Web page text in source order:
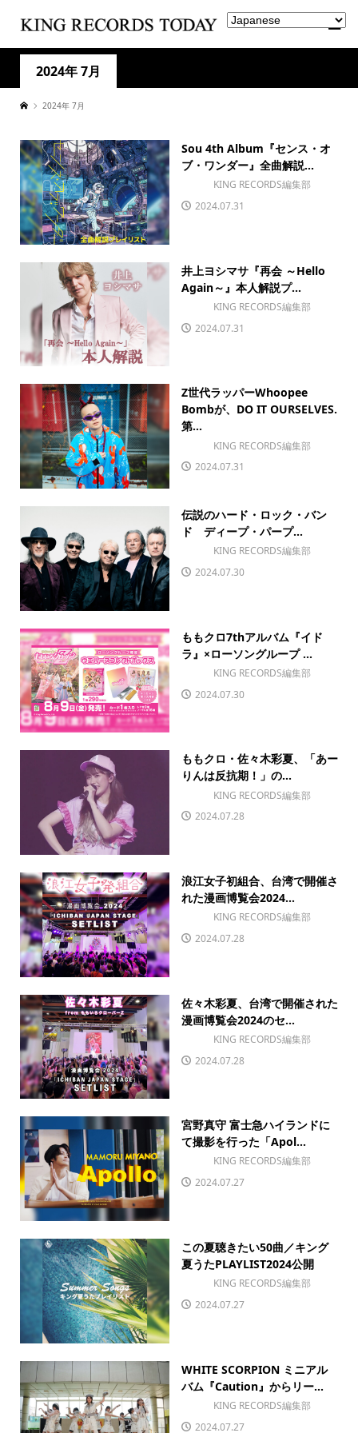
2024年 7月
2024年 7月
Sou 4th Album『センス・オ
ブ・ワンダー』全曲解説...
KING RECORDS編集部
2024.07.31
井上ヨシマサ『再会 ～Hello
Again～』本人解説プ...
KING RECORDS編集部
2024.07.31
Z世代ラッパーWhoopee
Bombが、DO IT OURSELVES.
第...
KING RECORDS編集部
2024.07.31
伝説のハード・ロック・バン
ド ディープ・パープ...
KING RECORDS編集部
2024.07.30
ももクロ7thアルバム『イド
ラ』×ローソングループ ...
KING RECORDS編集部
2024.07.30
ももクロ・佐々木彩夏、「あー
りんは反抗期！」の...
KING RECORDS編集部
2024.07.28
浪江女子初組合、台湾で開催さ
れた漫画博覧会2024...
KING RECORDS編集部
2024.07.28
佐々木彩夏、台湾で開催された
漫画博覧会2024のセ...
KING RECORDS編集部
2024.07.28
宮野真守 富士急ハイランドに
て撮影を行った「Apol...
KING RECORDS編集部
2024.07.27
この夏聴きたい50曲／キング
夏うたPLAYLIST2024公開
KING RECORDS編集部
2024.07.27
WHITE SCORPION ミニアル
バム『Caution』からリー...
KING RECORDS編集部
2024.07.27